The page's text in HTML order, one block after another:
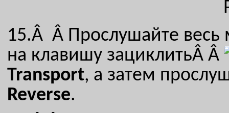
15.Â Â Прослушайте
на клавишу зациклитьÂ Â
Transport, а затем
Reverse.